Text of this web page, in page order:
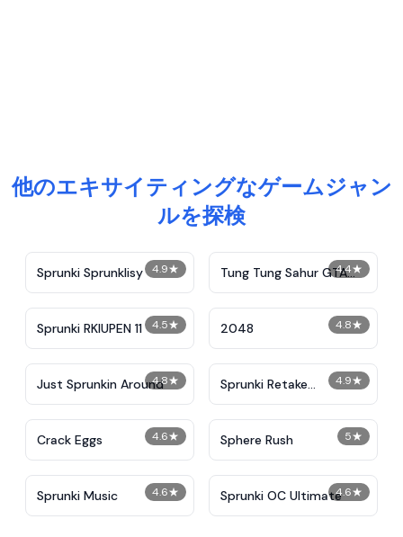
他のエキサイティングなゲームジャン
ルを探検
4.9★
Sprunki Sprunklisy 4.4★
Tung Tung Sahur GTA
Miami
4.5★
Sprunki RKIUPEN 11 4.8★
2048
4.8★
Just Sprunkin Around 4.9★
Sprunki Retake
Remastered
4.6★
Crack Eggs 5★
Sphere Rush
4.6★
Sprunki Music 4.6★
Sprunki OC Ultimate